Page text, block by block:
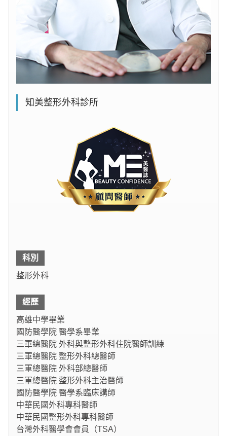
知美整形外科診所
科別
整形外科
經歷
高雄中學畢業
國防醫學院 醫學系畢業
三軍總醫院 外科與整形外科住院醫師訓練
三軍總醫院 整形外科總醫師
三軍總醫院 外科部總醫師
三軍總醫院 整形外科主治醫師
國防醫學院 醫學系臨床講師
中華民國外科專科醫師
中華民國整形外科專科醫師
台灣外科醫學會會員（TSA）